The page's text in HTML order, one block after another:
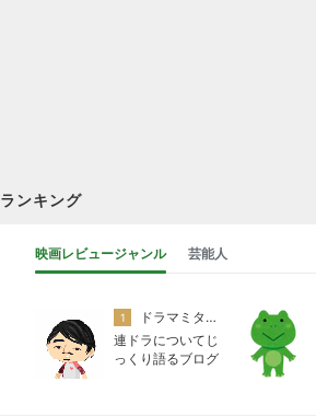
ランキング
映画レビュージャンル 芸能人
1
ドラマミタロー
連ドラについてじ
っくり語るブログ